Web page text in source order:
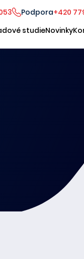
Podpora+420
studieNovinky